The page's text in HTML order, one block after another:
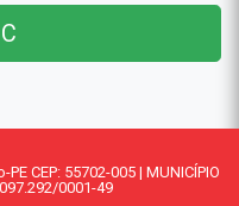
CEP: 55702-005 | MUNICÍPIO
0001-49